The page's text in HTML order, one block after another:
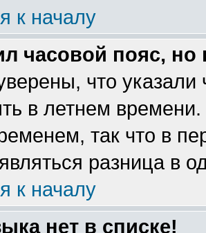
к началу
часовой пояс,
что указали
в летнем
так что в
разница в
к началу
нет в списке!